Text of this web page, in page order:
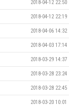
2018-04-12 22:50
2018-04-12 22:19
2018-04-06 14:32
2018-04-03 17:14
2018-03-29 14:37
2018-03-28 23:24
2018-03-28 22:45
2018-03-20 10:01